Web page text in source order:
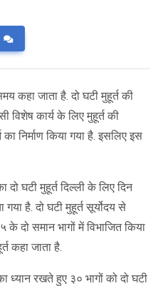
कहा जाता है. दो घटी मुहूर्त की
विशेष कार्य के लिए मुहूर्त की
निर्माण किया गया है. इसलिए इस
घटी मुहूर्त दिल्ली के लिए दिन
है. दो घटी मुहूर्त सूर्योदय से
दो समान भागों में विभाजित किया
कहा जाता है.
ध्यान रखते हुए ३० भागों को दो घटी